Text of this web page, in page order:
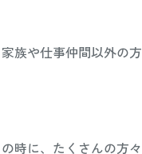
族や仕事仲間以外の方
時に、たくさんの方々